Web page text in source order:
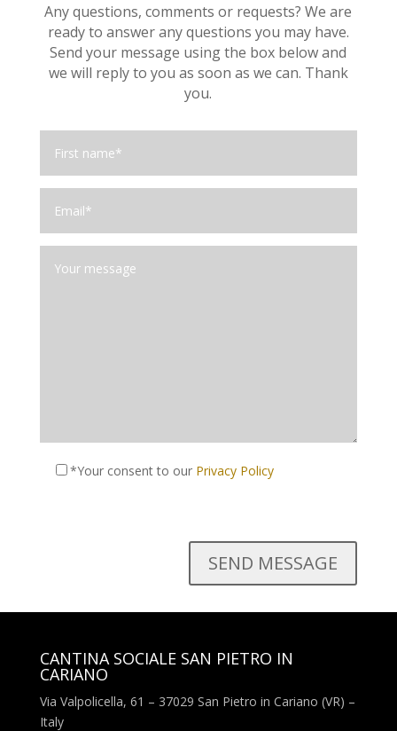
Any questions, comments or requests? We are
ready to answer any questions you may have.
Send your message using the box below and
we will reply to you as soon as we can. Thank
you.
*Your consent to our Privacy Policy
CANTINA SOCIALE SAN PIETRO IN
CARIANO
Via Valpolicella, 61 – 37029 San Pietro in Cariano (VR) –
Italy